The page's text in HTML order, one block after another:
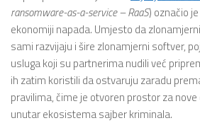
ransomware-as-a-service – RaaS) označio
ekonomiji napada. Umjesto da
sami razvijaju i šire zlonamjerni softver,
usluga koji su partnerima nudili već
ih zatim koristili da ostvaruju zaradu
pravilima, čime je otvoren prostor za
unutar ekosistema sajber kriminala.